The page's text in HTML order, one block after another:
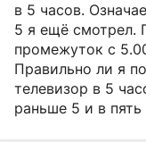
в 5 часов.
5 я ещё смотрел.
промежуток с
Правильно ли я
телевизор в 5
раньше 5 и в пять